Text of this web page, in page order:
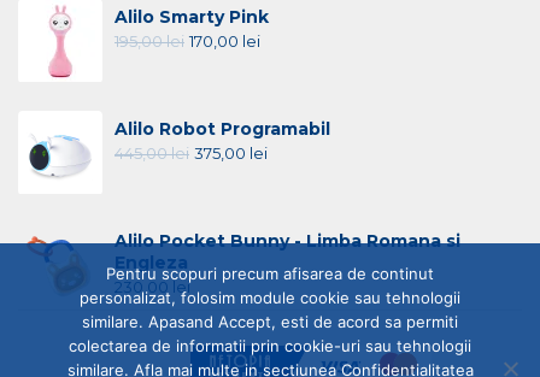
Alilo Smarty Pink
195,00lei 170,00 lei
Alilo Robot Programabil
445,00lei 375,00 lei
Alilo Pocket Bunny - Limba Romana si
Engleza
230,00 lei
Pentru scopuri precum afisarea de continut
personalizat, folosim module cookie sau tehnologii
similare. Apasand Accept, esti de acord sa permiti
colectarea de informatii prin cookie-uri sau tehnologii
similare. Afla mai multe in sectiunea Confidentialitatea